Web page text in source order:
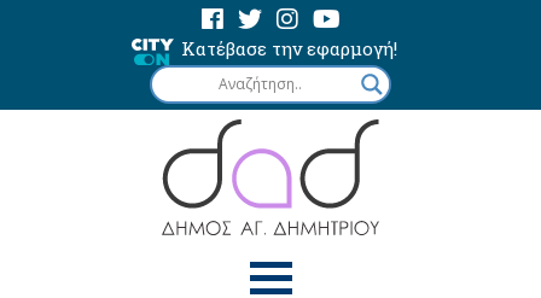
Κατέβασε την εφαρμογή!